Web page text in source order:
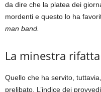
da dire che la platea dei
mordenti e questo lo ha
man band.
La minestra rifatta
Quello che ha servito,
prelibato. L’indice dei